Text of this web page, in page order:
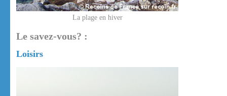
La plage en hiver
Le savez-vous? :
Loisirs